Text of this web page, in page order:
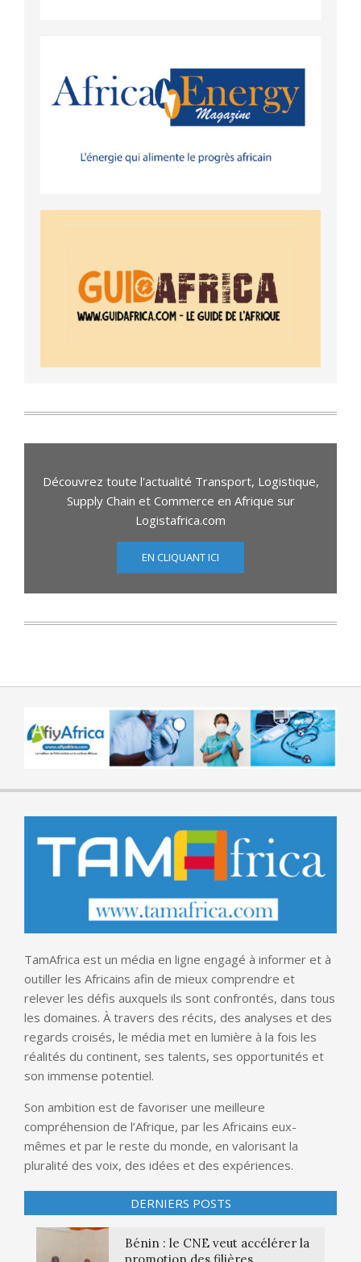
Découvrez toute l'actualité Transport, Logistique,
Supply Chain et Commerce en Afrique sur
Logistafrica.com
EN CLIQUANT ICI
TamAfrica est un média en ligne engagé à informer et à
outiller les Africains afin de mieux comprendre et
relever les défis auxquels ils sont confrontés, dans tous
les domaines. À travers des récits, des analyses et des
regards croisés, le média met en lumière à la fois les
réalités du continent, ses talents, ses opportunités et
son immense potentiel.
Son ambition est de favoriser une meilleure
compréhension de l’Afrique, par les Africains eux-
mêmes et par le reste du monde, en valorisant la
pluralité des voix, des idées et des expériences.
DERNIERS POSTS
Bénin : le CNE veut accélérer la